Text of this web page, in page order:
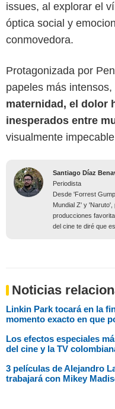
issues, al explorar el
óptica social y
conmovedora.
Protagonizada por
papeles más intensos,
maternidad, el dolor
inesperados entre
visualmente
Santiago Díaz
Periodista
Desde 'Forrest
Mundial Z' y
producciones
del cine te diré que
Noticias
Linkin Park tocará en la
momento exacto en que
Los efectos especiales
del cine y la TV
3 películas de Alejandro
trabajará con Mikey